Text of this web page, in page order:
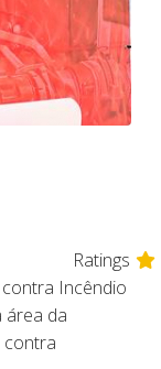
Ratings
Incêndio
área da
contra